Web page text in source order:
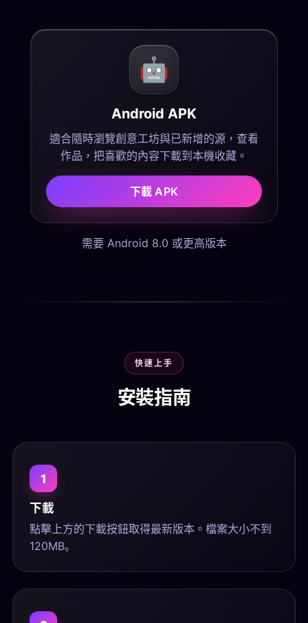
🤖
Android APK
適合隨時瀏覽創意工坊與已新增的源，查看
作品，把喜歡的內容下載到本機收藏。
下載 APK
需要 Android 8.0 或更高版本
快速上手
安裝指南
1
下載
點擊上方的下載按鈕取得最新版本。檔案大小不到
120MB。